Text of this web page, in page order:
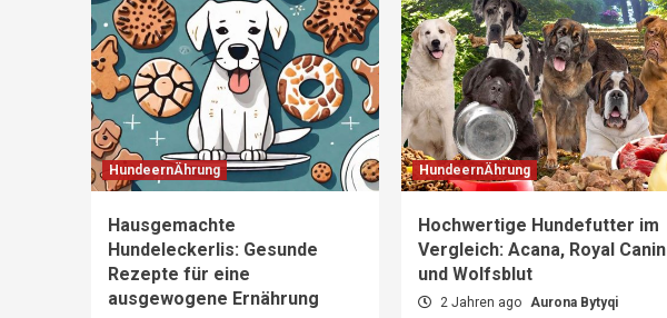
HundeernÄhrung
Hausgemachte
Hundeleckerlis: Gesunde
Rezepte für eine
ausgewogene Ernährung
HundeernÄhrung
Hochwertige Hundefutter im
Vergleich: Acana, Royal Canin
und Wolfsblut
2 Jahren ago Aurona Bytyqi